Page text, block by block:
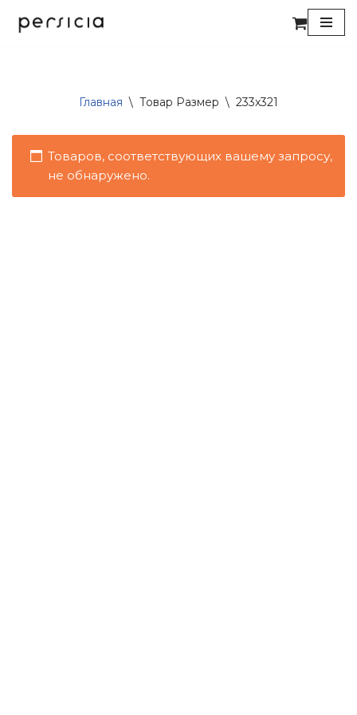
Главная \ Товар Размер \ 233x321
Товаров, соответствующих вашему запросу,
не обнаружено.